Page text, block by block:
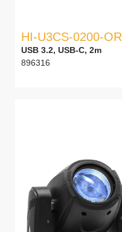
HI-U3CS-0200-OR
USB 3.2, USB-C, 2m
896316